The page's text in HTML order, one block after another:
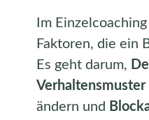
Im
Faktoren, die ein
Es geht darum,
Verhaltensmuster
ändern und